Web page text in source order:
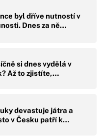
byl dříve nutností v
Dnes za ně…
si dnes vydělá v
Až to zjistíte,…
devastuje játra a
v Česku patří k…